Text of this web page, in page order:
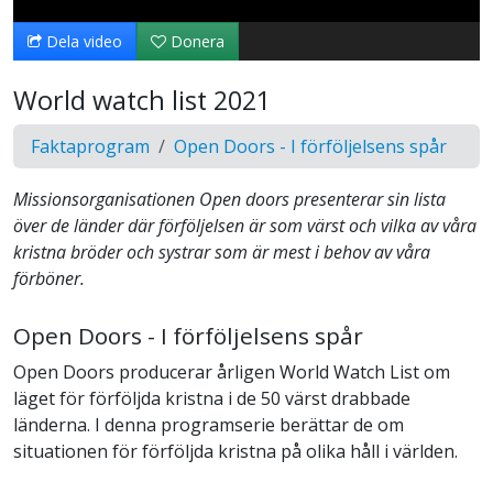
video
Dela video Donera
World watch list 2021
Faktaprogram Open Doors - I förföljelsens spår
Missionsorganisationen Open doors presenterar sin lista
över de länder där förföljelsen är som värst och vilka av våra
kristna bröder och systrar som är mest i behov av våra
förböner.
Open Doors - I förföljelsens spår
Open Doors producerar årligen World Watch List om
läget för förföljda kristna i de 50 värst drabbade
länderna. I denna programserie berättar de om
situationen för förföljda kristna på olika håll i världen.